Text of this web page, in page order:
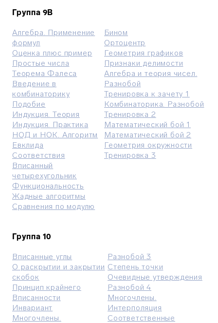
Группа 9В
Алгебра. Применение
формул
Оценка плюс пример
Простые числа
Теорема Фалеса
Введение в
комбинаторику
Подобие
Индукция. Теория
Индукция. Практика
НОД и НОК. Алгоритм
Евклида
Соответствия
Вписанный
четырехугольник
Функциональность
Жадные алгоритмы
Сравнения по модулю
Бином
Ортоцентр
Геометрия графиков
Признаки делимости
Алгебра и теория чисел.
Разнобой
Тренировка к зачету 1
Комбинаторика. Разнобой
Тренировка 2
Mатематический бой 1
Математический бой 2
Геометрия окружности
Тренировка 3
Группа 10
Вписанные углы
О раскрытии и закрытии
скобок
Принцип крайнего
Вписанности
Инвариант
Многочлены.
Разнобой 3
Степень точки
Очевидные утверждения
Разнобой 4
Многочлены.
Интерполяция
Соответственные